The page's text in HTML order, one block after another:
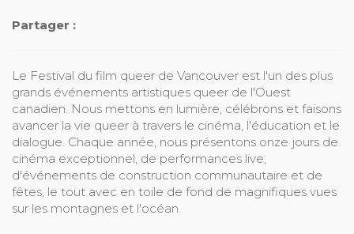
Partager :
Le Festival du film queer de Vancouver est l'un des plus
grands événements artistiques queer de l'Ouest
canadien. Nous mettons en lumière, célébrons et faisons
avancer la vie queer à travers le cinéma, l'éducation et le
dialogue. Chaque année, nous présentons onze jours de
cinéma exceptionnel, de performances live,
d'événements de construction communautaire et de
fêtes, le tout avec en toile de fond de magnifiques vues
sur les montagnes et l'océan.